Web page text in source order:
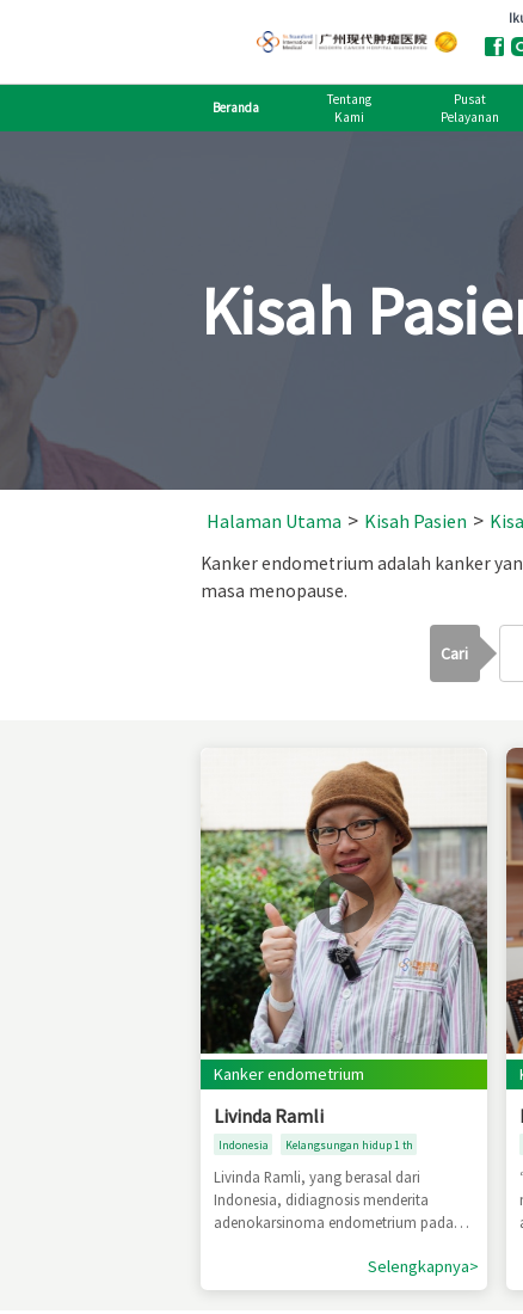
Beranda
Tentang
Kami
Pusat
Pelayanan
Kisah
Halaman Utama > Kisah Pasien >
Kanker endometrium adalah kanker
masa menopause.
Cari
Kanker endometrium
Livinda Ramli
Indonesia Kelangsungan hidup 1 th
Livinda Ramli, yang berasal dari
Indonesia, didiagnosis menderita
adenokarsinoma endometrium pada
Minimal Invasif Terintegrasi seperti
intervensi dan Ar-He Knife Cryoablation
Selengkapnya>